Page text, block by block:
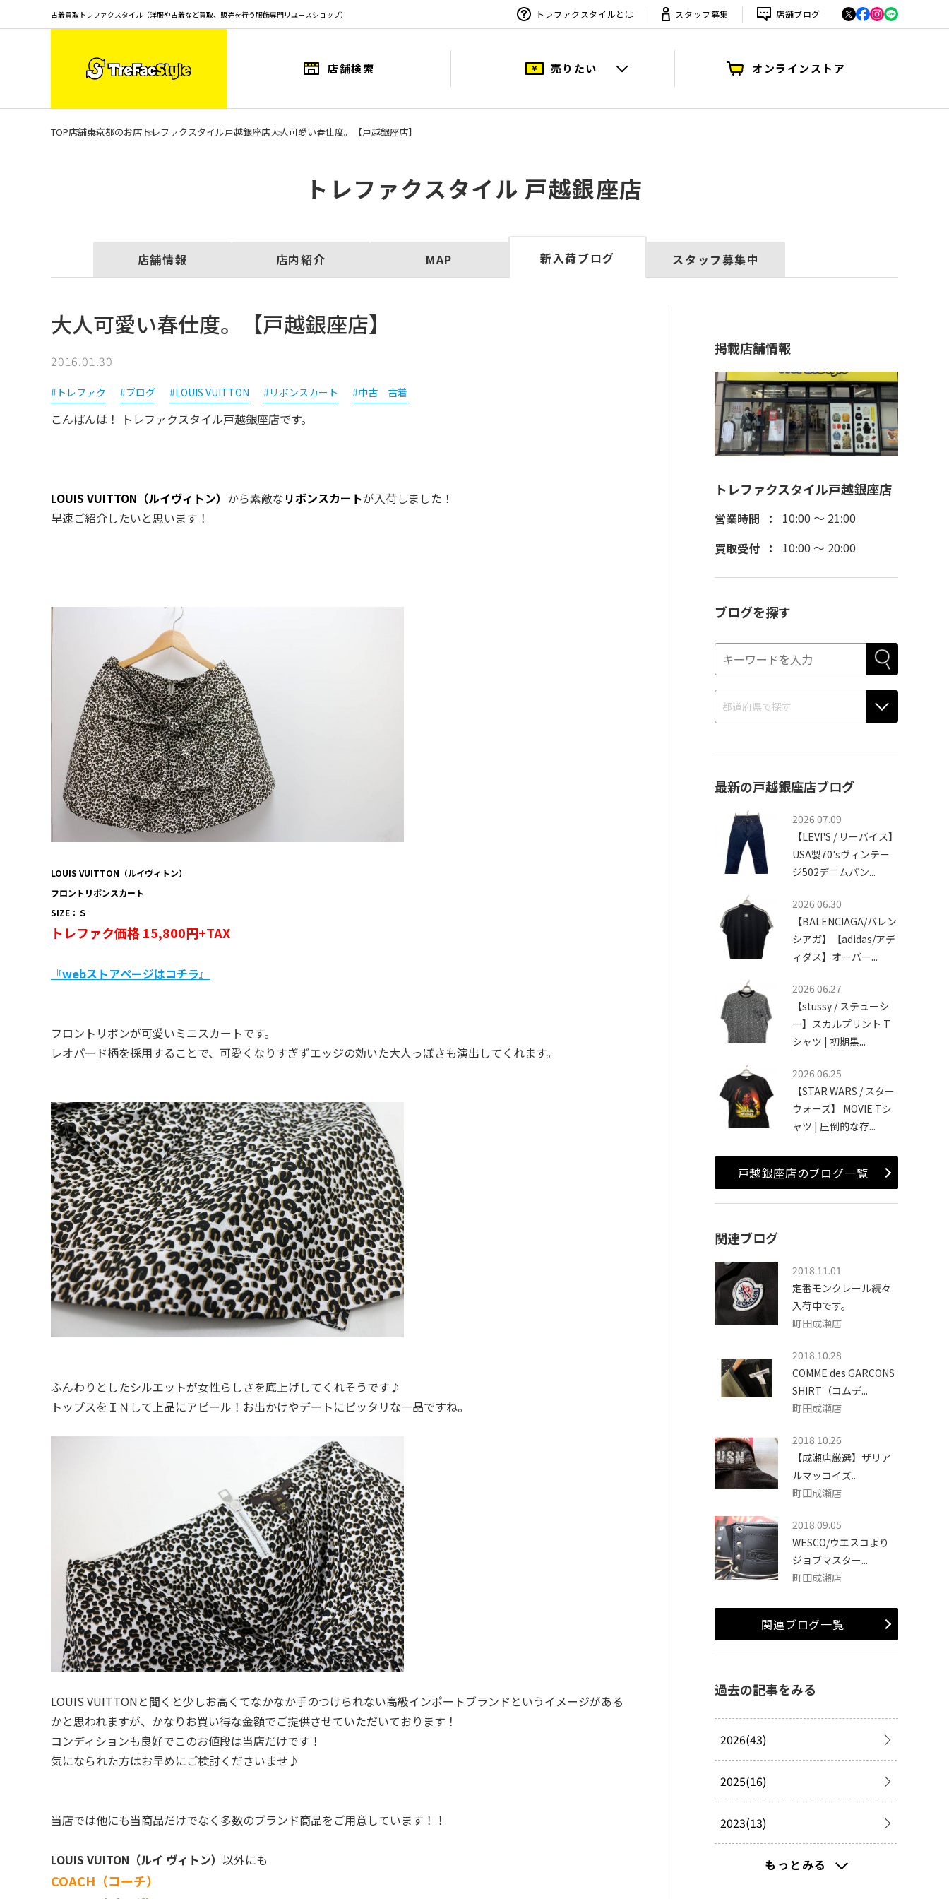
古着買取トレファクスタイル（洋服や古着など買取、販売を行う服飾専門リユースショップ） トレファクスタイルとは スタッフ募集 店舗ブログ
店舗検索 売りたい オンラインストア
TOP店舗東京都のお店 トレファクスタイル戸越銀座店大人可愛い春仕度。【戸越銀座店】
トレファクスタイル 戸越銀座店
店舗情報 店内紹介 MAP 新入荷ブログ スタッフ募集中
大人可愛い春仕度。【戸越銀座店】
2016.01.30
#トレファク #ブログ #LOUIS VUITTON #リボンスカート #中古 古着
こんばんは！ トレファクスタイル戸越銀座店です。
LOUIS VUITTON（ルイヴィトン） から素敵なリボンスカートが入荷しました！
早速ご紹介したいと思います！
LOUIS VUITTON（ルイヴィトン）
フロントリボンスカート
SIZE：Ｓ
トレファク価格 15,800円+TAX
『webストアページはコチラ』
フロントリボンが可愛いミニスカートです。
レオパード柄を採用することで、可愛くなりすぎずエッジの効いた大人っぽさも演出してくれます。
ふんわりとしたシルエットが女性らしさを底上げしてくれそうです♪
トップスをＩＮして上品にアピール！お出かけやデートにピッタリな一品ですね。
LOUIS VUITTONと聞くと少しお高くてなかなか手のつけられない高級インポートブランドというイメージがある
かと思われますが、かなりお買い得な金額でご提供させていただいております！
コンディションも良好でこのお値段は当店だけです！
気になられた方はお早めにご検討くださいませ♪
当店では他にも当商品だけでなく多数のブランド商品をご用意しています！！
LOUIS VUITON（ルイ ヴィトン） 以外にも
COACH（コーチ）
掲載店舗情報
トレファクスタイル戸越銀座店
営業時間
10:00 ～ 21:00
買取受付
10:00 ～ 20:00
ブログを探す
最新の戸越銀座店ブログ
2026.07.09
【LEVI'S / リーバイス】
USA製70'sヴィンテー
ジ502デニムパン...
2026.06.30
【BALENCIAGA/バレン
シアガ】【adidas/アデ
ィダス】オーバー...
2026.06.27
【stussy / ステューシ
ー】スカルプリント T
シャツ | 初期黒...
2026.06.25
【STAR WARS / スター
ウォーズ】 MOVIE Tシ
ャツ | 圧倒的な存...
戸越銀座店のブログ一覧
関連ブログ
2018.11.01
定番モンクレール続々
入荷中です。
町田成瀬店
2018.10.28
COMME des GARCONS
SHIRT（コムデ...
町田成瀬店
2018.10.26
【成瀬店厳選】ザリア
ルマッコイズ...
町田成瀬店
2018.09.05
WESCO/ウエスコより
ジョブマスター...
町田成瀬店
関連ブログ一覧
過去の記事をみる
2026(43)
2025(16)
2023(13)
2022(99)もっとみる